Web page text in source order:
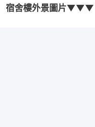
宿舍樓外景圖片▼▼▼